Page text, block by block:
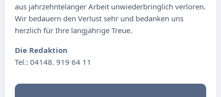
aus jahrzehntelanger Arbeit unwiederbringlich verloren.
Wir bedauern den Verlust sehr und bedanken uns
herzlich für Ihre langjährige Treue.
Die Redaktion
Tel.: 04148. 919 64 11